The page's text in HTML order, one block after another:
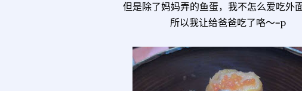
但是除了妈妈弄的鱼蛋，我不怎么爱吃外
所以我让给爸爸吃了咯～=p